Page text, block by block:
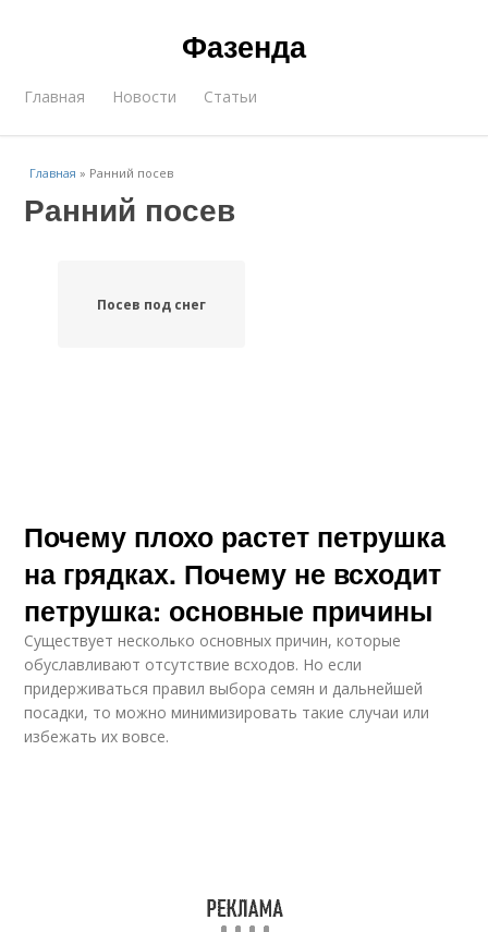
Фазенда
Главная Новости Статьи
Главная » Ранний посев
Ранний посев
Посев под снег
Почему плохо растет петрушка
на грядках. Почему не всходит
петрушка: основные причины
Существует несколько основных причин, которые
обуславливают отсутствие всходов. Но если
придерживаться правил выбора семян и дальнейшей
посадки, то можно минимизировать такие случаи или
избежать их вовсе.